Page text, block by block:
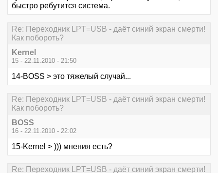
быстро ребутится система.
Re: Переходник LPT=USB - даёт синий экран смерти!
Как побороть?
Kernel
15 - 22.11.2010 - 21:50
14-BOSS > это тяжелый случай...
Re: Переходник LPT=USB - даёт синий экран смерти!
Как побороть?
BOSS
16 - 22.11.2010 - 22:02
15-Kernel > ))) мнения есть?
Re: Переходник LPT=USB - даёт синий экран смерти!